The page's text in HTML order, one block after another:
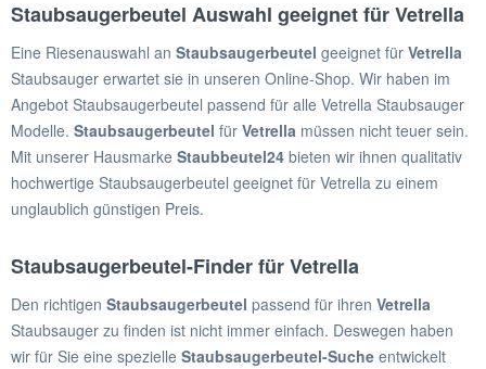
Staubsaugerbeutel Auswahl geeignet für Vetrella
Eine Riesenauswahl an Staubsaugerbeutel geeignet für Vetrella
Staubsauger erwartet sie in unseren Online-Shop. Wir haben im
Angebot Staubsaugerbeutel passend für alle Vetrella Staubsauger
Modelle. Staubsaugerbeutel für Vetrella müssen nicht teuer sein.
Mit unserer Hausmarke Staubbeutel24 bieten wir ihnen qualitativ
hochwertige Staubsaugerbeutel geeignet für Vetrella zu einem
unglaublich günstigen Preis.
Staubsaugerbeutel-Finder für Vetrella
Den richtigen Staubsaugerbeutel passend für ihren Vetrella
Staubsauger zu finden ist nicht immer einfach. Deswegen haben
wir für Sie eine spezielle Staubsaugerbeutel-Suche entwickelt